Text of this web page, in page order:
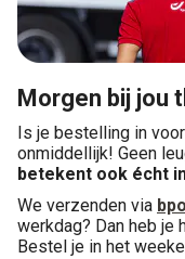
Morgen bij jou
Is je bestelling in
onmiddellijk! Geen
betekent ook écht
We verzenden via
werkdag? Dan heb je
Bestel je in het